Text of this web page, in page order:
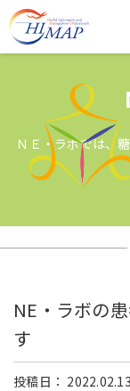
ＮＥ・ラボでは、
NE・ラボの
す
投稿日： 2022.02.13